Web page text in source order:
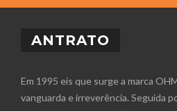
ANTRATO
Em 1995 eis que surge a marca
vanguarda e irreverência. Seguida